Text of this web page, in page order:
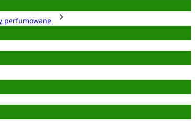
perfumowane